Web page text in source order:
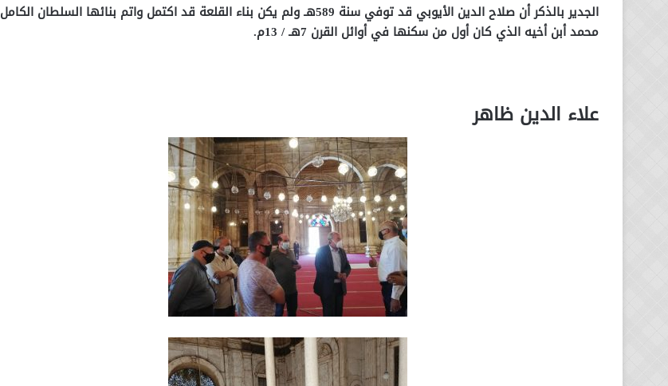
الجدير بالذكر أن صلاح الدين الأيوبي قد توفي سنة 589هـ ولم يكن بناء القلعة قد اكتمل واتم بنائها السلطان الكامل
محمد أبن أخيه الذي كان أول من سكنها في أوائل القرن 7هـ / 13م.
علاء الدين ظاهر